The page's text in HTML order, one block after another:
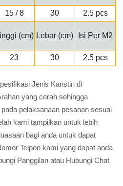
15 / 8 30
2.5 pcs
(cm) Lebar (cm) Isi Per M2
23 30 2.5 pcs
Jenis Kanstin di
yang cerah sehingga
pelaksanaan pesanan sesuai
kami tampilkan untuk lebih
bagi anda untuk dapat
Telpon kami yang dapat anda
Panggilan atau Hubungi Chat